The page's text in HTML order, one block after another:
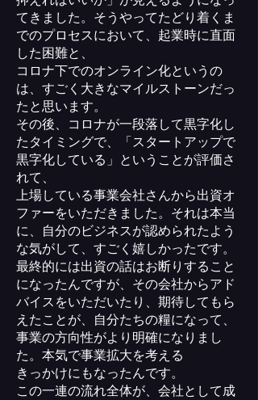
てきました。そうやってたどり着くま
でのプロセスにおいて、起業時に直面
した困難と、
コロナ下でのオンライン化というの
は、すごく大きなマイルストーンだっ
たと思います。
その後、コロナが一段落して黒字化し
たタイミングで、「スタートアップで
黒字化している」ということが評価さ
れて、
上場している事業会社さんから出資オ
ファーをいただきました。それは本当
に、自分のビジネスが認められたよう
な気がして、すごく嬉しかったです。
最終的には出資の話はお断りすること
になったんですが、その会社からアド
バイスをいただいたり、期待してもら
えたことが、自分たちの糧になって、
事業の方向性がより明確になりまし
た。本気で事業拡大を考える
きっかけにもなったんです。
この一連の流れ全体が、会社として成